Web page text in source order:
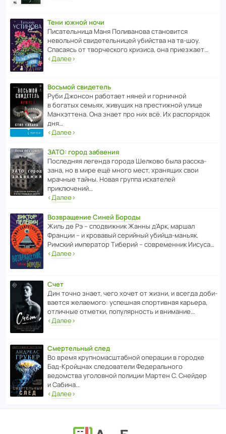
Тени южной ночи
Писа­тель­ница Маня Поли­ва­нова стано­вится
невольной свиде­тель­ницей убийства на тв-шоу.
Спасаясь от твор­че­с­кого кризиса, она приезжает…
‹Далее›
Восьмой свидетель
Руби Джонсон рабо­тает няней и горни­чной
в богатых семьях, живущих на прес­ти­жной улице
Манх­эт­тена. Она знает про них всё. Их распо­рядок
дня…
‹Далее›
ЗАТО: город забвения
После­дняя легенда города Шелково была расска­
зана, но в мире ещё много мест, хранящих свои
мрачные тайны. Новая группа иска­телей
приключений…
‹Далее›
Возвращение Синей Бороды
Жиль де Рэ – спод­ви­жник Жанны д’Арк, маршал
Франции – и кровавый серийный убийца-маньяк.
Римский импе­ратор Тиберий – совре­менник Иисуса…
‹Далее›
Счет
Дин точно знает, чего хочет от жизни, и всегда доби­
ва­ется жела­е­мого: успе­шная спор­ти­вная карьера,
отли­чные отметки, попу­ля­р­ность и внимание…
‹Далее›
Смертельный след
Во время круп­но­мас­ш­та­бной операции в городке
Бад‑Крой­цнах следо­ва­тели Феде­раль­ного
ведомства уголо­вной полиции Мартен С. Снейдер
и Сабина…
‹Далее›